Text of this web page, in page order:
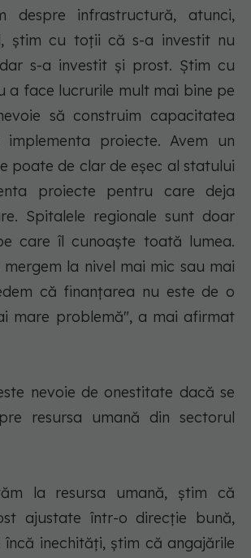
despre infrastructură, atunci,
ştim cu toţii că s-a investit nu
s-a investit şi prost. Ştim cu
a face lucrurile mult mai bine pe
să construim capacitatea
proiecte. Avem un
poate de clar de eşec al statului
proiecte pentru care deja
Spitalele regionale sunt doar
care îl cunoaşte toată lumea.
la nivel mai mic sau mai
că finanţarea nu este de o
mare problemă", a mai afirmat
nevoie de onestitate dacă se
resursa umană din sectorul
la resursa umană, ştim că
ajustate într-o direcţie bună,
inechităţi, ştim că angajările